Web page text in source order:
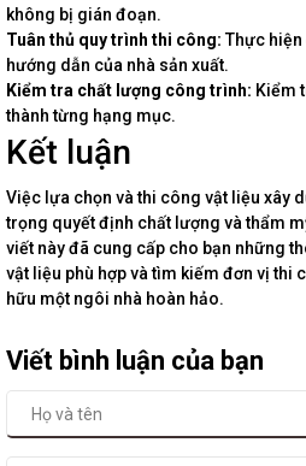
không bị gián đoạn.
Tuân thủ quy trình thi công:Thực
hướng dẫn của nhà sản xuất.
Kiểm tra chất lượng công trình: Kiểm
thành từng hạng mục.
Kết luận
Việc lựa chọn và thi công vật liệu xây
trọng quyết định chất lượng và thẩm
viết này đã cung cấp cho bạn những
vật liệu phù hợp và tìm kiếm đơn vị thi
hữu một ngôi nhà hoàn hảo.
Viết bình luận của bạn